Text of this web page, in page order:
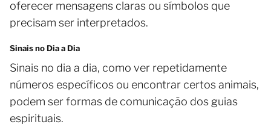
oferecer mensagens claras ou símbolos que
precisam ser interpretados.
Sinais no Dia a Dia
Sinais no dia a dia, como ver repetidamente
números específicos ou encontrar certos animais,
podem ser formas de comunicação dos guias
espirituais.